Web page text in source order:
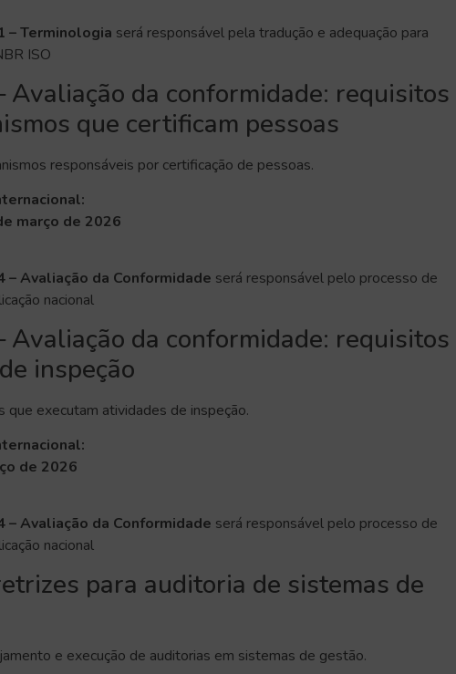
– Terminologia será responsável pela tradução e adequação para
ISO
da conformidade: requisitos
que certificam pessoas
responsáveis por certificação de pessoas.
março de 2026
– Avaliação da Conformidade será responsável pelo processo de
nacional
da conformidade: requisitos
inspeção
que executam atividades de inspeção.
de 2026
– Avaliação da Conformidade será responsável pelo processo de
nacional
para auditoria de sistemas de
e execução de auditorias em sistemas de gestão.